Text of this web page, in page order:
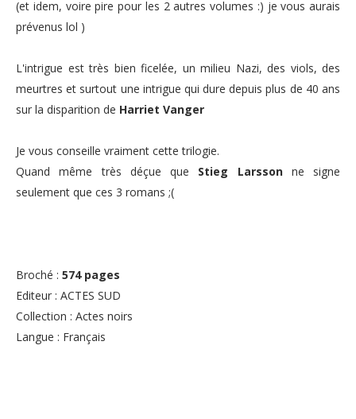
(et idem, voire pire pour les 2 autres volumes :) je vous aurais
prévenus lol )
L'intrigue est très bien ficelée, un milieu Nazi, des viols, des
meurtres et surtout une intrigue qui dure depuis plus de 40 ans
sur la disparition de Harriet Vanger
Je vous conseille vraiment cette trilogie.
Quand même très déçue que Stieg Larsson ne
signe
seulement que ces 3 romans ;(
Broché : 574 pages
Editeur : ACTES SUD
Collection : Actes noirs
Langue : Français